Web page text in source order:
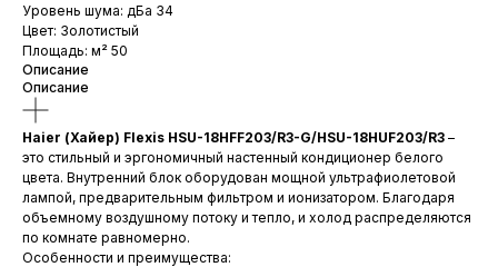
Уровень шума: дБа 34
Цвет: Золотистый
Площадь: м² 50
Описание
Описание
Haier (Хайер) Flexis HSU-18HFF203/R3-G/HSU-18HUF203/R3 –
это стильный и эргономичный настенный кондиционер белого
цвета. Внутренний блок оборудован мощной ультрафиолетовой
лампой, предварительным фильтром и ионизатором. Благодаря
объемному воздушному потоку и тепло, и холод распределяются
по комнате равномерно.
Особенности и преимущества: